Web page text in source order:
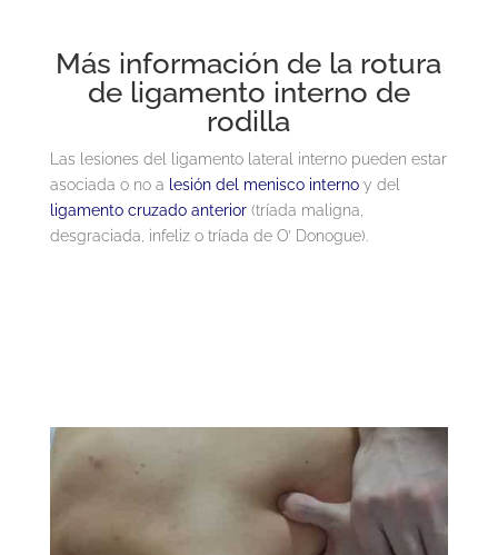
Más información de la rotura
de ligamento interno de
rodilla
Las lesiones del ligamento lateral interno pueden estar
asociada o no a lesión del menisco internoy del
ligamento cruzado anterior(tríada maligna,
desgraciada, infeliz o tríada de O’ Donogue).